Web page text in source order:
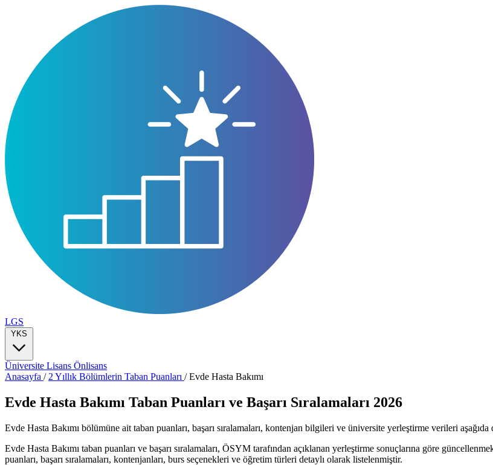
LGS
YKS
Üniversite Lisans Önlisans
Anasayfa / 2 Yıllık Bölümlerin Taban Puanları /Evde Hasta Bakımı
Evde Hasta Bakımı Taban Puanları ve Başarı Sıralamaları 2026
Evde Hasta Bakımı bölümüne ait taban puanları, başarı sıralamaları, kontenjan bilgileri ve üniversite yerleştirme verileri
Evde Hasta Bakımı taban puanları ve başarı sıralamaları, ÖSYM tarafından açıklanan yerleştirme sonuçlarına göre
puanları, başarı sıralamaları, kontenjanları, burs seçenekleri ve öğretim türleri detaylı olarak listelenmiştir.